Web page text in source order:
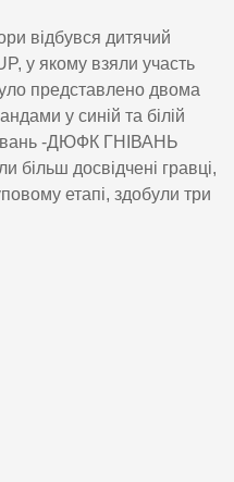
відбувся дитячий
у якому взяли участь
представлено двома
у синій та білій
-ДЮФК ГНІВАНЬ
більш досвідчені гравці,
етапі, здобули три